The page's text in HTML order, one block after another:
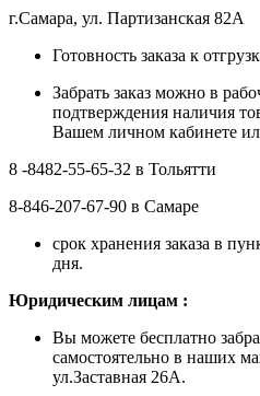
г.Самара, ул. Партизанская 82А
Готовность заказа к
Забрать заказ можно в
подтверждения наличия
Вашем личном кабинете
8 -8482-55-65-32 в Тольятти
8-846-207-67-90 в Самаре
срок хранения заказа в
дня.
Юридическим лицам :
Вы можете бесплатно
самостоятельно в наших
ул.Заставная 26А.